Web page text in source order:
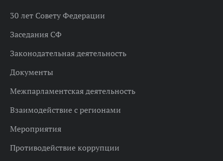
30 лет Совету Федерации
Заседания СФ
Законодательная деятельность
Документы
Межпарламентская деятельность
Взаимодействие с регионами
Мероприятия
Противодействие коррупции